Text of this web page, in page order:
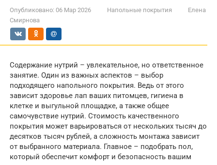
Опубликовано: 06 Мар 2026 Напольные покрытия
Елена
Смирнова
Содержание нутрий – увлекательное, но ответственное
занятие. Один из важных аспектов – выбор
подходящего напольного покрытия. Ведь от этого
зависит здоровье лап ваших питомцев, гигиена в
клетке и выгульной площадке, а также общее
самочувствие нутрий. Стоимость качественного
покрытия может варьироваться от нескольких тысяч до
десятков тысяч рублей, а сложность монтажа зависит
от выбранного материала. Главное – подобрать пол,
который обеспечит комфорт и безопасность вашим